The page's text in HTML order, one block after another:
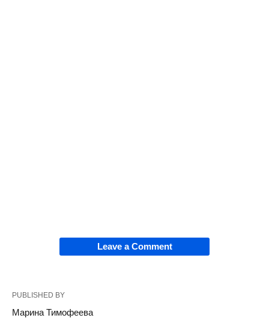
Leave a Comment
PUBLISHED BY
Марина Тимофеева